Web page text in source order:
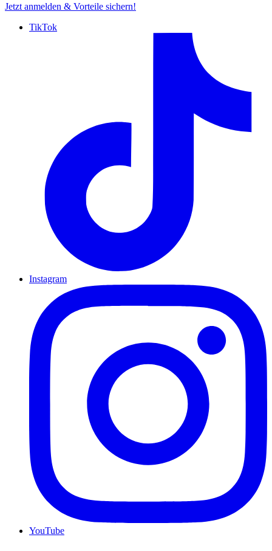
Jetzt anmelden & Vorteile sichern!
TikTok
Instagram
YouTube